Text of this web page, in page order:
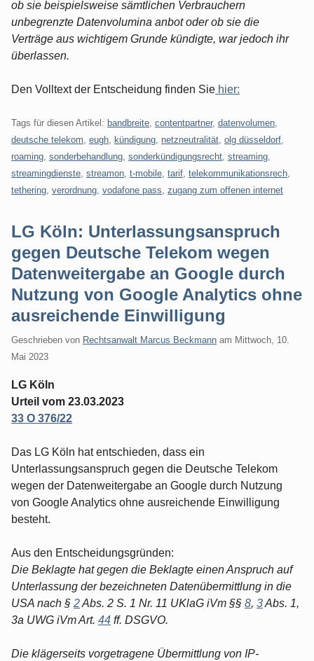
ob sie beispielsweise sämtlichen Verbrauchern
unbegrenzte Datenvolumina anbot oder ob sie die
Verträge aus wichtigem Grunde kündigte, war jedoch ihr
überlassen.
Den Volltext der Entscheidung finden Sie hier:
Tags für diesen Artikel: bandbreite contentpartner, datenvolumen
deutsche telekom eugh kündigung netzneutralität olg düsseldorf
roaming sonderbehandlung sonderkündigungsrecht streaming
streamingdienste streamon t-mobile tarif telekommunikationsrech
tethering verordnung vodafone pass zugang zum offenen internet
LG Köln: Unterlassungsanspruch
gegen Deutsche Telekom wegen
Datenweitergabe an Google durch
Nutzung von Google Analytics ohne
ausreichende Einwilligung
Geschrieben von Rechtsanwalt Marcus Beckmann am Mittwoch, 10.
Mai 2023
LG Köln
Urteil vom 23.03.2023
33 O 376/22
Das LG Köln hat entschieden, dass ein
Unterlassungsanspruch gegen die Deutsche Telekom
wegen der Datenweitergabe an Google durch Nutzung
von Google Analytics ohne ausreichende Einwilligung
besteht.
Aus den Entscheidungsgründen:
Die Beklagte hat gegen die Beklagte einen Anspruch auf
Unterlassung der bezeichneten Datenübermittlung in die
USA nach § 2Abs. 2 S. 1 Nr. 11 UKlaG iVm §§ 8, 3Abs. 1,
3a UWG iVm Art. 44 ff. DSGVO.
Die klägerseits vorgetragene Übermittlung von IP-